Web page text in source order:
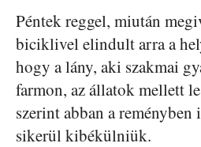
Péntek reggel, miután
biciklivel elindult arra a
hogy a lány, aki szakmai
farmon, az állatok mellett
szerint abban a
sikerül kibékülniük.